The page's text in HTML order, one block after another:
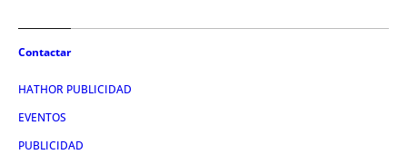
Contactar
HATHOR PUBLICIDAD
EVENTOS
PUBLICIDAD